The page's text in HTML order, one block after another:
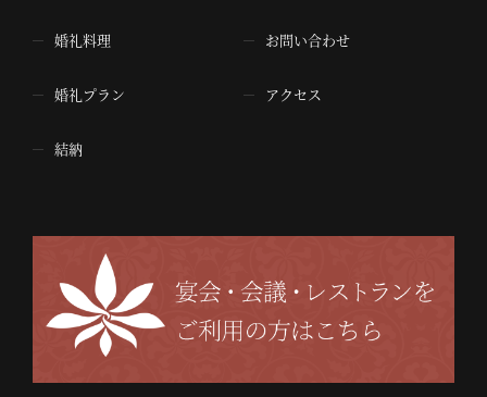
婚礼料理
婚礼プラン
結納
お問い合わせ
アクセス